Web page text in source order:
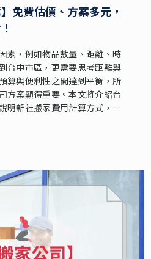
免費估價、方案多元，
素，例如物品數量、距離、時
台中市區，更需要思考距離與
算與便利性之間達到平衡，所
方案顯得重要。本文將介紹台
明新社搬家費用計算方式，以